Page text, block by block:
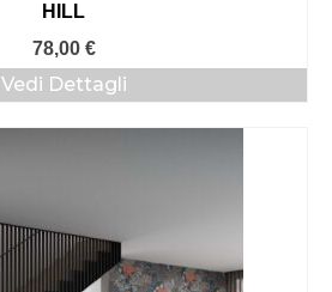
HILL
78,00 €
Vedi Dettagli